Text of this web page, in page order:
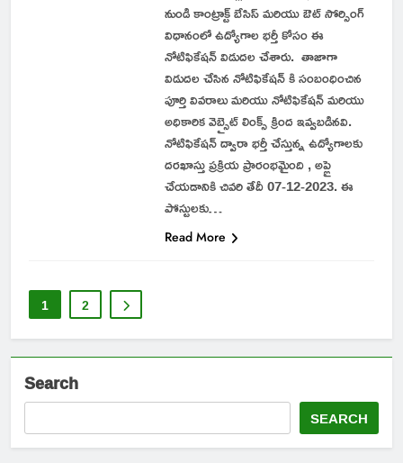
నుండి కాంట్రాక్ట్ బేసిస్ మరియు ఔట్ సోర్సింగ్
విధానంలో ఉద్యోగాల భర్తీ కోసం ఈ
నోటిఫికేషన్ విడుదల చేశారు. తాజాగా
విడుదల చేసిన నోటిఫికేషన్ కి సంబంధించిన
పూర్తి వివరాలు మరియు నోటిఫికేషన్ మరియు
అధికారిక వెబ్సైట్ లింక్స్ క్రింద ఇవ్వబడినవి.
నోటిఫికేషన్ ద్వారా భర్తీ చేస్తున్న ఉద్యోగాలకు
దరఖాస్తు ప్రక్రియ ప్రారంభమైంది , అప్లై
చేయడానికి చివరి తేదీ 07-12-2023. ఈ
పోస్టులకు…
Read More
1 2
Search
SEARCH